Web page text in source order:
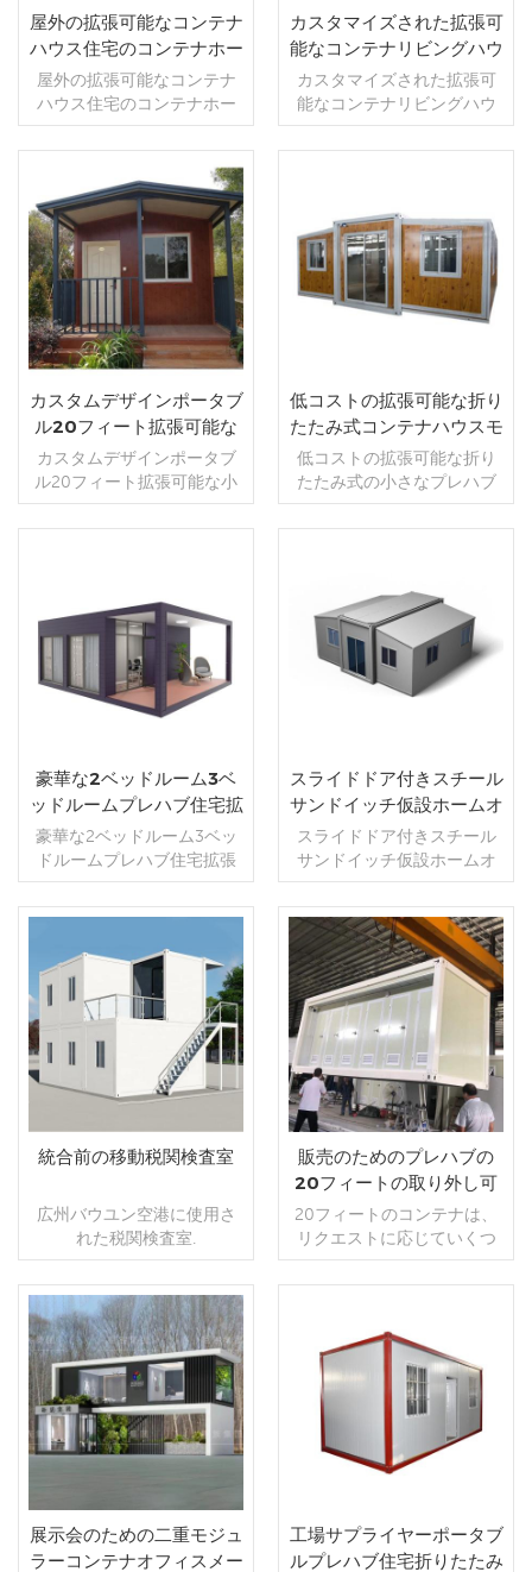
能なコンテナハウスには2つ
のデザインがあります,最初
の1つは簡単に建てられるプ
レハブ住宅の設計,寮,結婚式
の部屋または家.別の設計
は、1つのバスルームを備え
た2つのベッドルームです,開
いたときに家の中に衛生陶
器が設置されています,仕切
り壁.修正用のビデオをお送
りします,誰でも理解できま
す. それらは電力と照明を備
えており、あなたの要件に
合うようにアクセサリーを
付けることができます. ギズ
グループ拡張型コンテナハ
ウスの特徴 1;迅速な設置 平
均5人の作業員が10分で単一
のコンテナの展開を完了す
ることができます.組み立て
後にボックス全体を移動で
きます,これは便利で迅速で
す. 2;安全で耐久性がありま
3;人件費を節約-1プル3 オー
プンエクスパンションルー
ムは工場で組み立てられて
おり、目的地に出荷された
後、展開された後に使用で
きます.。 4;貨物を節約 折り
送,スペースを節約,高さ1*40
フィートのコンテナは2セッ
トを収納できます.
インストールに5分もかかり
ません.ポータブルモダンホ
ーム用に2つのデザインがあ
ります,最初の1つは空のデザ
イン,それは寮,結婚式の部屋
または家にすることができ
ます.もう1つのデザインは1
ときに家の中に衛生陶器が
設置されています,パーティ
ションもあります壁.修正用
のビデオをお送りします,誰
でも理解できます. 工場内に
的な人員,全体的な動きとそ
の他の特性,海外で非常に人
気があります. ギズグループ
拡張型コンテナハウスの特
徴 1;迅速な設置 平均5人の作
業員が10分で単一のコンテ
ナの展開を完了することが
れは便利で迅速です. 2;安全
で耐久性があります 20年以
上の耐用年数,8度の震度と11
レベルの耐風性. 3;人件費を
節約-1プル3 オープンエクス
地に出荷された後、展開さ
れた後に使用できます.。 4;
貨物を節約 折りたたんで輸
送中に全体を輸送,スペース
を節約,高さ1*40フィートの
きます.
屋外の拡張可能なコンテナ
ハウス住宅のコンテナホー
ム
屋外の拡張可能なコンテナ
ハウス住宅のコンテナホー
ム guizuグループ,製品の完全
なカテゴリは、複数の住居,
商業,およびオフィス,宿泊施
設,寮,店舗,理髪店,トイレとバ
スルーム,などの公共シナリ
オに適用されます etc . 拡張
可能なコンテナハウスは現
在最新のコンテナハウスで
す,インストール時にツール
は必要ありません。インス
トールに5分もかかりません.
拡張可能なコンテナハウス
には2つのデザインがありま
す,最初の1つは空のデザイン,
経済的な移動住宅,スチール
フロアプレハブ住宅または
屋外コンテナ住宅.別の設計
は、1つのバスルームを備え
器が設置されています,ま
た、仕切り壁.修正用のビデ
オをお送りします,誰でも理
解できます. 建築材料として
のコンテナの使用は、その
固有の強さ,幅広い可用性,と
過去数年間で人気が高まっ
ています。レンガやセメン
トなどの従来の建築材料よ
りも環境に優しいと見なさ
れています. ギズグループ拡
張型コンテナハウスの特徴
1;迅速な設置 平均5人の作業
の展開を完了することがで
きます.組み立て後にボック
ス全体を移動できます,これ
は便利で迅速です. 2;安全で
耐久性があります 20年以上
の耐用年数,8度の震度と11レ
ベルの耐風性. 3;人件費を節
ンションルームは工場で組
た後に使用できます.。 4;貨
物を節約 折りたたんで輸送
節約,高さ1*40フィートのコ
ンテナは2セットを収納でき
ます.
続きを読む
カスタマイズされた拡張可
能なコンテナリビングハウ
スモダンハウスプラン
カスタマイズされた拡張可
能なコンテナリビングハウ
スモダンハウスプラン guizu
group ,完全なカテゴリの製
ル,およびオフィス,宿泊施設,
寮,店舗,理髪店,トイレとバス
ルーム,などの公共シナリオ
に適用されます。 3など. モ
ダンな拡張可能な家は現在
必要ありません。インスト
ールに5分もかかりません.拡
張可能なコンテナハウスに
は2つのデザインがあります,
最初の1つは空のデザイン,そ
れは寮,結婚式の部屋または
家である可能性があります.
ームです,開くと家の中に衛
生陶器が設置されています,
仕切り壁もあります.修正用
のビデオをお送りします,誰
でも理解できます. 私たちの
構築されているため.、特定
のニーズに合わせてポータ
ブルコンテナホームを設計
できます.。 ギズグループ拡
張型コンテナハウスの特徴
1;迅速な設置 平均5人の作業
員が10分で単一のコンテナ
の展開を完了することがで
きます.組み立て後にボック
ス全体を移動できます,これ
は便利で迅速です. 2;安全で
耐久性があります 20年以上
の耐用年数,8度の震度と11レ
ベルの耐風性. 3;人件費を節
約-1プル3 オープンエクスパ
ンションルームは工場で組
み立てられており、目的地
に出荷された後、展開され
た後に使用できます.。 4;貨
物を節約 折りたたんで輸送
中に全体を輸送,スペースを
続きを読む
カスタムデザインポータブ
ル20フィート拡張可能な
小さなコンテナハウスプレ
ハブホテル
カスタムデザインポータブ
ル20フィート拡張可能な小
さなコンテナハウスプレハ
ブホテル guizuグループ,製品
宿泊施設,寮,店舗,理髪店,トイ
レとバスルーム,などの公共
シナリオに適用されます etc
. 拡張可能なコンテナハウス
は現在最新のコンテナハウ
スです,インストール時にツ
ンストールに5分もかかりま
せん.拡張可能なコンテナハ
ウスには2つのデザインがあ
ります,最初の1つは空のデザ
イン,ポータブルコンテナホ
テル,コンテナホテルまたは
小さなコンテナホテル.別の
ムを備えた2つのベッドルー
ムです,開いたときに家の中
に衛生陶器が設置されてい
ます,仕切り壁.修正用のビデ
オをお送りします,誰でも理
解できます. ギズグループ拡
張型コンテナハウスの特徴
員が10分で単一のコンテナ
の展開を完了することがで
ス全体を移動できます,これ
は便利で迅速です. 2;安全で
耐久性があります 20年以上
の耐用年数,8度の震度と11レ
ベルの耐風性. 3;人件費を節
約-1プル3 オープンエクスパ
ンションルームは工場で組
み立てられており、目的地
に出荷された後、展開され
た後に使用できます.。 4;貨
物を節約 折りたたんで輸送
ンテナは2セットを収納でき
ます.
続きを読む
低コストの拡張可能な折り
たたみ式コンテナハウスモ
ジュラーコンテナハウスキ
ットキャビン
低コストの拡張可能な折り
たたみ式の小さなプレハブ
コンテナはキットキャビン
を収容します guizuグループ,
ウス,商業,およびオフィス,宿
泊施設,寮,店舗,理髪店,トイレ
とバスルームなどの公共シ
ナリオに適用されます,など.
拡張可能なコンテナハウス
テナから構築されているた
め.、特定のニーズに合わせ
てポータブルコンテナを設
計することができます.。 工
場でのモジュラーコンテナ
ハウスは装飾されています,
設置が簡単,効率的な人員,全
体的な動きとその他の特性,
海外で非常に人気がありま
す. ギズグループ拡張型コン
テナハウスの特徴 1;迅速な
設置 平均5人の作業員が10
分で単一のコンテナの展開
を完了することができます.
組み立て後にボックス全体
を移動できます,これは便利
で迅速です. 2;安全で耐久性
があります 20年以上の耐用
年数,8度の震度と11レベルの
耐風性. 3;人件費を節約-1プ
ル3 オープンエクスパンショ
ンルームは工場で組み立て
られており、目的地に出荷
使用できます.。 4;貨物を節
約 折りたたんで輸送中に全
体を輸送,スペースを節約,高
さ1*40フィートのコンテナ
は2セットを収納できます.
続きを読む
豪華な2ベッドルーム3ベ
ッドルームプレハブ住宅拡
張可能なコンテナハウス
豪華な2ベッドルーム3ベッ
ドルームプレハブ住宅拡張
可能なコンテナハウス guizu
group ,製品の完全なカテゴ
住宅,商業用,および高級プレ
ハブ住宅,宿泊施設,寮,店舗,理
髪店,トイレおよびバスルー
ム,など. 建築材料としてのコ
ンテナの使用は、その固有
の強さ,幅広い可用性,と比較
的低い費用.のために、過去
ます。レンガやセメントな
どの従来の建築材料よりも
います. それらは機能的なコ
ンテナハウスアクセサリー
でレトロフィットされてい
ます.これらのコンテナホー
ムユニットは輸送可能で、
うまく設計された拡張可能
なプレハブ住宅または拡張
可能なコンテナホーム.に住
むのに快適です。 それらは
電力と照明を備えており、
あなたの要件に合うように
張型コンテナハウスの特徴
1;迅速な設置 平均5人の作業
続きを読む
スライドドア付きスチール
サンドイッチ仮設ホームオ
フィス拡張可能なコンテナ
ハウス高級
スライドドア付きスチール
サンドイッチ仮設ホームオ
フィス拡張可能なコンテナ
ハウス高級 guizu group ,完
全なカテゴリの製品は、複
数の住居,商業,と、仮設オフ
ィスハウス,宿泊施設,寮,店舗,
理髪店,トイレと仮設住宅な
どの公共シナリオに適用さ
れますコンテナホーム,など.
建築材料としてのコンテナ
の使用は、その固有の強さ,
幅広い可用性,と比較的低い
費用.のために、過去数年間
で人気が高まっています。
レンガやセメントなどの従
来の建築材料よりも環境に
優しいと見なされています.
それらは機能的なコンテナ
ハウスアクセサリーでレト
れらのコンテナホームユニ
ットは輸送可能であり、一
時的または恒久的に住むの
に快適です. それらは電力と
照明を備えており、あなた
の要件に合うようにアクセ
サリーを付けることができ
スはリサイクルされた輸送
コンテナから構築されてい
続きを読む
統合前の移動税関検査室
広州バウユン空港に使用さ
れた税関検査室.
続きを読む
販売のためのプレハブの
20フィートの取り外し可
能なコンテナトイレ
20フィートのコンテナは、
リクエストに応じていくつ
かのトイレの屋台に分割で
きます.
続きを読む
展示会のための二重モジュ
ラーコンテナオフィスメー
工場サプライヤーポータブ
ルプレハブ住宅折りたたみ